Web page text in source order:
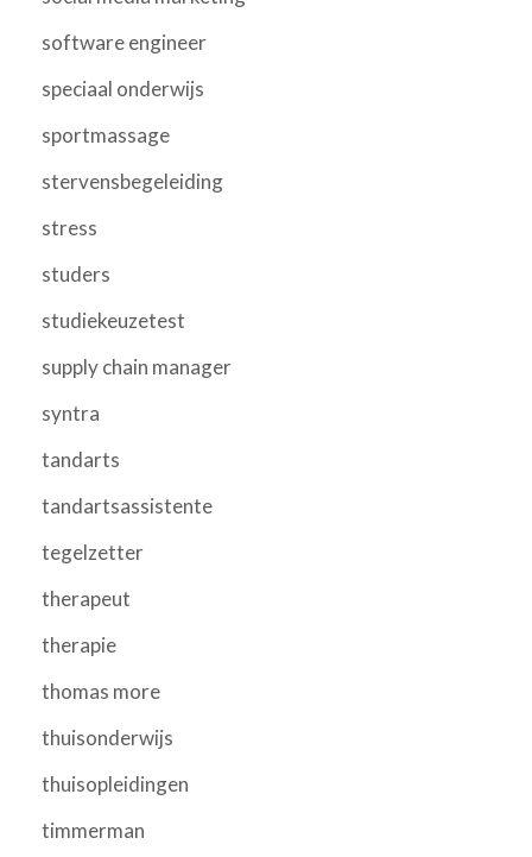
software engineer
speciaal onderwijs
sportmassage
stervensbegeleiding
stress
studers
studiekeuzetest
supply chain manager
syntra
tandarts
tandartsassistente
tegelzetter
therapeut
therapie
thomas more
thuisonderwijs
thuisopleidingen
timmerman